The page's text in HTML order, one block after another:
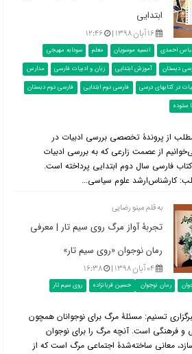
ابتدایی
۱۶ آبان ۱۳۹۸ | ۱۲:۴۶
احمدی انسیه موسویان معلم
سودابه مهیجی
دبستان آموزش ابتدایی زبان و ادبیات فارسی
مدارس
در کتابهای درسی فارسی دوم ابتدایی
فارسی دوم دبستان
ستوده
از پروندۀ تخصصی بررسی ادبیات در
از عصمت زارعی که به بررسی ادبیات
فارسی سال دوم ابتدایی پرداخته است.
کارشناس‌ارشد علوم سیاسی...
به قلم مینو رضایی
تجربۀ آواز مرگ روی سیم تار | معرفی
رمان نوجوان «روی سیم تار»
۰۴ آبان ۱۳۹۸ | ۱۶:۳۸
رمان نوجوان حسین قربانزاده روی سیم تار
تسنیم: مسئلۀ مرگ برای نوجوانان همچون
و فرهنگی است. آنچه مرگ را برای نوجوان
معانی ساخته‌شدۀ اجتماعی مرگ است که از